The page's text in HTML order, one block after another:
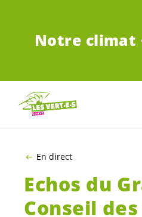
Notre climat
En direct
Echos du
Conseil